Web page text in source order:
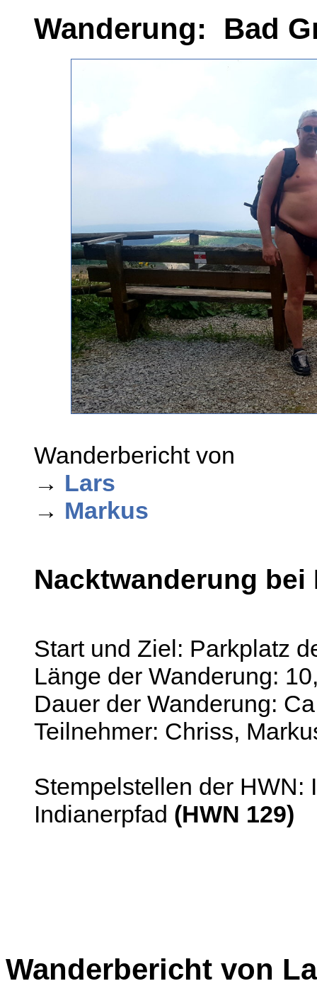
Wanderung: Bad
Wanderbericht von
→ Lars
→ Markus
Nacktwanderung bei
Start und Ziel: Parkplatz
Länge der Wanderung:
Dauer der Wanderung:
Teilnehmer: Chriss,
Stempelstellen der HWN:
Indianerpfad (HWN 129)
Wanderbericht von